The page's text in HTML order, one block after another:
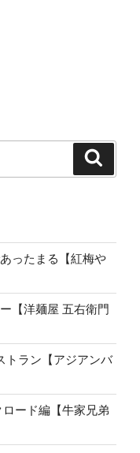
ったまる【紅梅や
【洋麺屋 五右衛門
トラン【アジアンバ
ード編【牛家兄弟